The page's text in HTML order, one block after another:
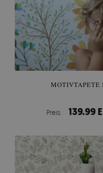
MOTIVTAPETE
Preis: 139.99